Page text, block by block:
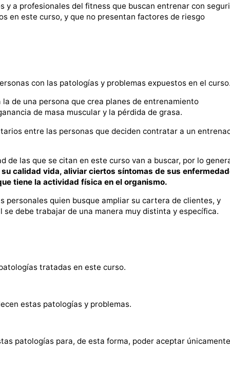
a profesionales del fitness que buscan entrenar con
en este curso, y que no presentan factores de riesgo
con las patologías y problemas expuestos en el
de una persona que crea planes de entrenamiento
de masa muscular y la pérdida de grasa.
entre las personas que deciden contratar a un
de las que se citan en este curso van a buscar, por lo
calidad vida, aliviar ciertos síntomas de sus
tiene la actividad física en el organismo.
quien busque ampliar su cartera de clientes, y
debe trabajar de una manera muy distinta y específica.
tratadas en este curso.
estas patologías y problemas.
patologías para, de esta forma, poder aceptar